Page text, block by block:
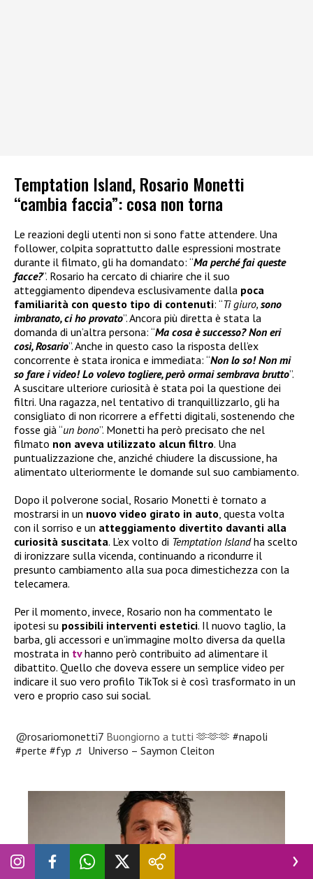
Temptation Island, Rosario Monetti
“cambia faccia”: cosa non torna
Le reazioni degli utenti non si sono fatte attendere. Una
follower, colpita soprattutto dalle espressioni mostrate
durante il filmato, gli ha domandato: “Ma perché fai queste
facce?”. Rosario ha cercato di chiarire che il suo
atteggiamento dipendeva esclusivamente dalla poca
familiarità con questo tipo di contenuti: “Ti giuro, sono
imbranato, ci ho provato”. Ancora più diretta è stata la
domanda di un’altra persona: “Ma cosa è successo? Non eri
così, Rosario”. Anche in questo caso la risposta dell’ex
concorrente è stata ironica e immediata: “Non lo so! Non mi
so fare i video! Lo volevo togliere, però ormai sembrava brutto”.
A suscitare ulteriore curiosità è stata poi la questione dei
filtri. Una ragazza, nel tentativo di tranquillizzarlo, gli ha
consigliato di non ricorrere a effetti digitali, sostenendo che
fosse già “un bono”. Monetti ha però precisato che nel
filmato non aveva utilizzato alcun filtro. Una
puntualizzazione che, anziché chiudere la discussione, ha
alimentato ulteriormente le domande sul suo cambiamento.
Dopo il polverone social, Rosario Monetti è tornato a
mostrarsi in un nuovo video girato in auto , questa volta
con il sorriso e un atteggiamento divertito davanti alla
curiosità suscitata. L’ex volto di Temptation Islandha scelto
di ironizzare sulla vicenda, continuando a ricondurre il
presunto cambiamento alla sua poca dimestichezza con la
telecamera.
Per il momento, invece, Rosario non ha commentato le
ipotesi su possibili interventi estetici. Il nuovo taglio, la
barba, gli accessori e un’immagine molto diversa da quella
mostrata in tvhanno però contribuito ad alimentare il
dibattito. Quello che doveva essere un semplice video per
indicare il suo vero profilo TikTok si è così trasformato in un
vero e proprio caso sui social.
@rosariomonetti7 Buongiorno a tutti 🫶🫶🫶#napoli
#perte #fyp ♬ Universo – Saymon Cleiton